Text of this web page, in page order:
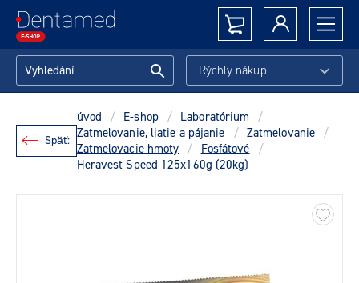
Rýchly nákup
Späť:
úvod / E-shop / Laboratórium /
Zatmelovanie, liatie a pájanie / Zatmelovanie /
Zatmelovacie hmoty / Fosfátové /
Heravest Speed 125x160g (20kg)